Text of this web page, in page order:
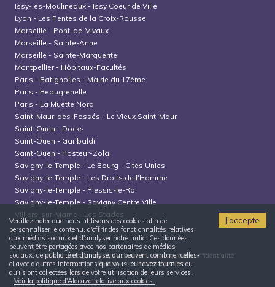
Issy-les-Moulineaux - Issy Coeur de Ville
Lyon - Les Pentes de la Croix-Rousse
Marseille - Pont-de-Vivaux
Marseille - Sainte-Anne
Marseille - Sainte-Marguerite
Montpellier- Hôpitaux-Facultés
Paris - Batignolles - Mairie du 17ème
Paris - Beaugrenelle
Paris - La Muette Nord
Saint-Maur-des-Fossés - Le Vieux Saint-Maur
Saint-Ouen - Docks
Saint-Ouen - Garibaldi
Saint-Ouen - Pasteur-Zola
Savigny-le-Temple - Le Bourg - Cités Unies
Savigny-le-Temple - Les Droits de l'Homme
Savigny-le-Temple - Plessis-le-Roi
Savigny-le-Temple-Savigny Centre Ville
Villiers-sur-Marne - Les Stades
Conditions générales d'utilisation
Politique de confidentialité
Politique relative aux cookies
Veuillez noter que nous utilisons des cookies afin de
personnaliser le contenu, d'offrir des fonctionnalités relatives
aux médias sociaux et d'analyser notre trafic. Ces données
peuvent être partagées avec nos partenaires de médias
sociaux, de publicité et d'analyse, qui peuvent combiner celles-
ci avec d'autres informations que vous leur avez fournies ou
qu'ils ont collectées lors de votre utilisation de leurs services.
Voir la politique d'Alacaza relative aux cookies.
J'accepte